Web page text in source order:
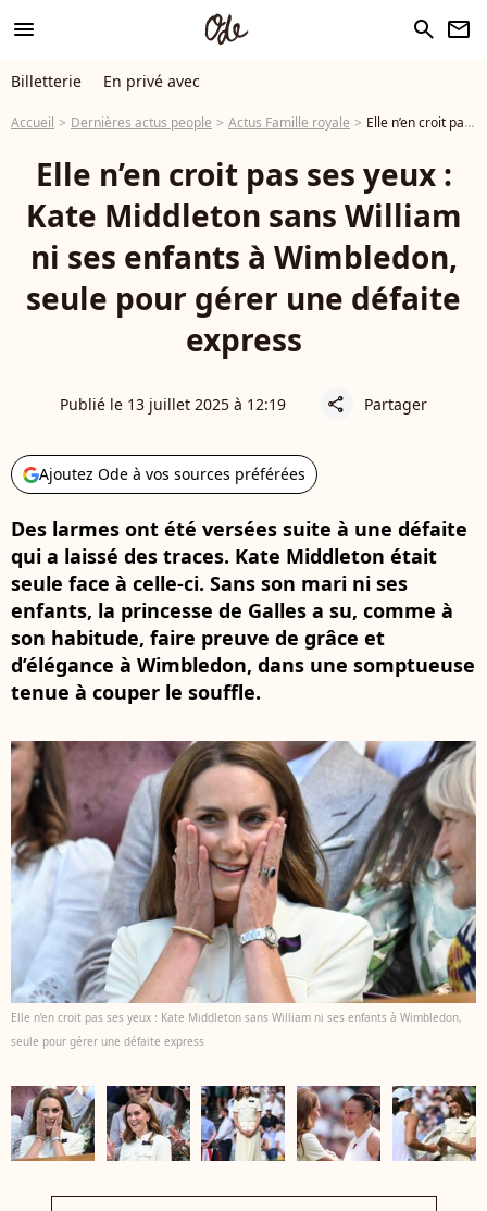
menu search newsletter
Billetterie En privé avec
Accueil Dernières actus people Actus Famille royale Elle n’en croit pas ses yeux : Kate Middleton sans William ni ses enfants à Wimbledon, seule pour gérer une défaite express
Elle n’en croit pas ses yeux :
Kate Middleton sans William
ni ses enfants à Wimbledon,
seule pour gérer une défaite
express
Publié le 13 juillet 2025 à 12:19 share Partager
Ajoutez Ode à vos sources préférées
Des larmes ont été versées suite à une défaite
qui a laissé des traces. Kate Middleton était
seule face à celle-ci. Sans son mari ni ses
enfants, la princesse de Galles a su, comme à
son habitude, faire preuve de grâce et
d’élégance à Wimbledon, dans une somptueuse
tenue à couper le souffle.
Elle n’en croit pas ses yeux : Kate Middleton sans William ni ses enfants à Wimbledon,
seule pour gérer une défaite express